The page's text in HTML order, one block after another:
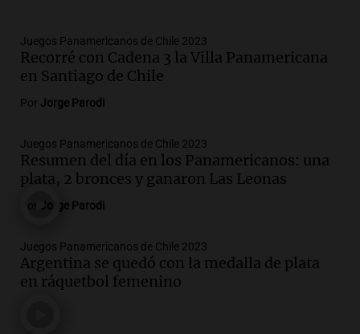
Juegos Panamericanos de Chile 2023
Recorré con Cadena 3 la Villa Panamericana
en Santiago de Chile
Por Jorge Parodi
Juegos Panamericanos de Chile 2023
Resumen del día en los Panamericanos: una
plata, 2 bronces y ganaron Las Leonas
Jorge Parodi
Juegos Panamericanos de Chile 2023
Argentina se quedó con la medalla de plata
en ráquetbol femenino